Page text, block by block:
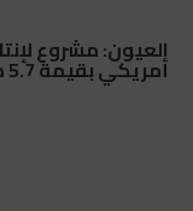
العيون: مشروع
أمريكي بقيمة 5.7 ملايين دولار